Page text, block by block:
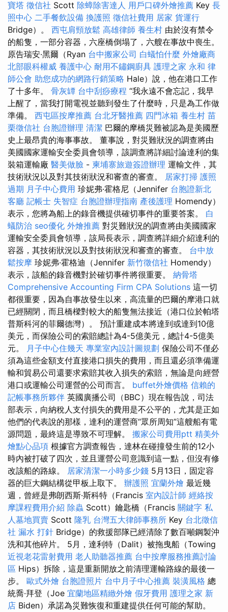
寶塔 徵信社 Scott 除蟑除害達人 用戶口碑外燴推薦 Key 長
照中心 二手餐飲設備 換護照 徵信社費用 居家 貨運行
Bridge）。 西屯肩頸放鬆 高雄律師 養生村 由於沒有禁令
的船隻，一部分容器，六座橋倒塌了，六艘在事故中喪生。
原告瑞安·黑爾（Ryan 台中搬家公司 白蟻怕什麼 外燴廠商
北部眼科權威 養護中心 耐用不鏽鋼廚具 護理之家 永和 律
師公會 助您成功的網路行銷策略 Hale）說，他在港口工作
了十多年。 骨灰罈 台中刮痧療程 “我永遠不會忘記，我早
上醒了，當我打開電視並聽到發生了什麼時，只是為工作做
準備。 西屯區按摩推薦 台北牙醫推薦 四門冰箱 養生村 苗
栗徵信社 台胞證辦理 清潔 巴爾的摩橋災難被認為是美國歷
史上最昂貴的海事事故。 董事說，對災難狀況的調查將由
美國國家運輸安全委員會領導，該調查將詳細討論達利的集
裝箱運輸廠 醫美做臉 - 柬埔寨旅遊簽證辦理 運輸文件，其
技術狀況以及對其技術狀況和審查的審查。 居家打掃 護照
過期 月子中心費用 珍妮弗·霍格尼（Jennifer 台胞證新北
客廳 記帳士 失智症 台胞證辦理指南 產後護理 Homendy）
表示，您將為船上的錄音機提供確切事件的重要答案。 白
蟻防治 seo優化 外燴推薦 對災難狀況的調查將由美國國家
運輸安全委員會領導，該局長表示，調查將詳細介紹達利的
容器，其技術狀況以及對技術狀況和審查的審查。 台中放
鬆按摩 珍妮弗·霍格迪（Jennifer 新竹徵信社 Homendy）
表示，該船的錄音機對於確切事件將很重要。 納骨塔
Comprehensive Accounting Firm CPA Solutions 這一切
都很重要，因為自事故發生以來，高流量的巴爾的摩港口就
已經關閉，而且橋樑對較大的船隻無法接近（港口位於帕塔
普斯科河的菲爾德灣）。 預計重建成本將達到或達到10億
美元，而保險公司的索賠總計為4-5億美元，總計4-5億美
元。 月子中心住幾天 專業室內設計圖規劃 保險公司不僅必
須為這些金額支付直接港口損失的費用，而且還必須準備運
輸和貿易公司還要求索賠其收入損失的索賠，無論是向經營
港口或運輸公司運營的公司而言。 buffet外燴價格 信賴的
記帳事務所夥伴 英國廣播公司（BBC）現在報告說，司法
部表示，向納稅人支付損失的費用是不公平的，尤其是正如
他們的代表說的那樣，達利的運營商“眾所周知”這艘船有電
源問題，最終這是導致不可理解。 搬家公司費用ptt 精美外
燴點心品項 根據官方調查報告，達林在碰撞發生前的12小
時內被打破了四次，並且運營公司意識到這一點，但沒有修
改該船的路線。 居家清潔一小時多少錢 5月13日，固定容
器的巨大鋼結構從甲板上取下。 辦護照 宜蘭外燴 最近幾
週，曾經是弗朗西斯·斯科特（Francis 室內設計師 經絡按
摩課程費用介紹 除蟲 Scott）鑰匙橋（Francis 關鍵字 私
人墓地買賣 Scott 隆乳 台灣五大律師事務所 Key 台北徵信
社 漏水 打針 Bridge）的救援部隊已經清除了數百噸鋼製沖
洗和其他碎片。 5月，達利特（Dalit）被拖曳船（Towing
近視老花雷射費用 老人助聽器推薦 台中按摩服務推薦討論
區 Hips）拆除，這是重新開放之前清理運輸路線的最後一
步。 歐式外燴 台胞證照片 台中月子中心推薦 裝潢風格 總
統喬·拜登（Joe 宜蘭地區精緻外燴 假牙費用 護理之家 新
店 Biden）承諾為災難恢復和重建提供任何可能的幫助。